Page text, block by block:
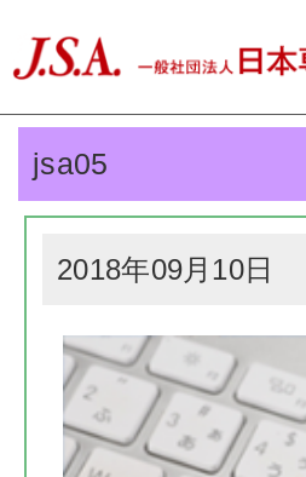
jsa05
2018年09月10日